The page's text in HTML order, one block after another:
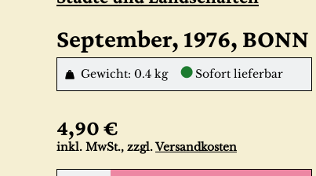
September, 1976, BONN
Gewicht: 0.4 kg ●Sofort lieferbar
4,90 €
inkl. MwSt., zzgl.Versandkosten